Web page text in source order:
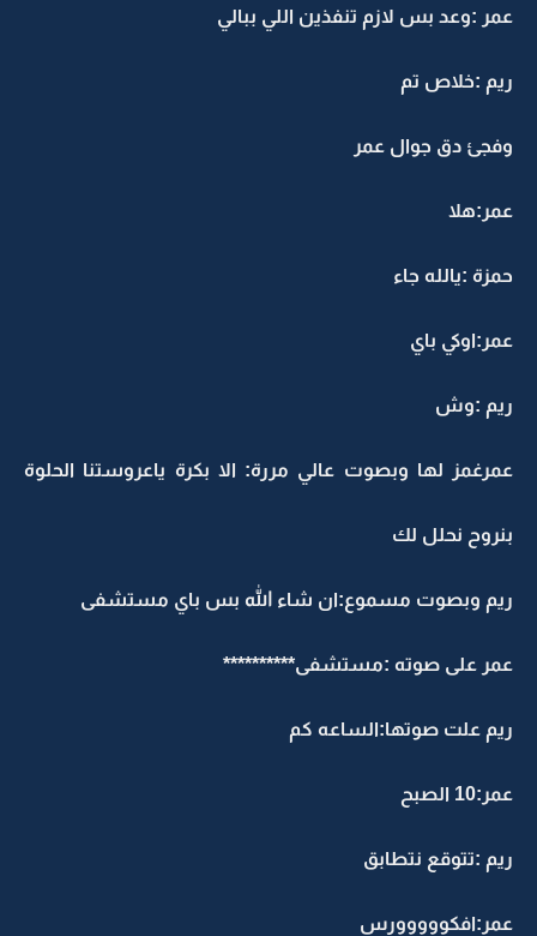
عمر :وعد بس لازم تنفذين اللي ببالي
ريم :خلاص تم
وفجئ دق جوال عمر
عمر:هلا
حمزة :يالله جاء
عمر:اوكي باي
ريم :وش
عمرغمز لها وبصوت عالي مررة: الا بكرة ياعروستنا الحلوة
بنروح نحلل لك
ريم وبصوت مسموع:ان شاء الله بس باي مستشفى
عمر على صوته :مستشفى**********
ريم علت صوتها:الساعه كم
عمر:10 الصبح
ريم :تتوقع نتطابق
عمر:افكووووورس